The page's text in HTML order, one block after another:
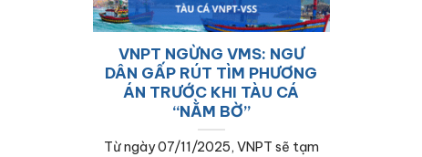
VNPT NGỪNG VMS: NGƯ
DÂN GẤP RÚT TÌM PHƯƠNG
ÁN TRƯỚC KHI TÀU CÁ
“NẰM BỜ”
Từ ngày 07/11/2025, VNPT sẽ tạm